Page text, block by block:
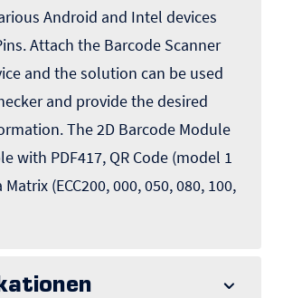
Android and Intel devices
Attach the Barcode Scanner
and the solution can be used
and provide the desired
The 2D Barcode Module
with PDF417, QR Code (model 1
(ECC200, 000, 050, 080, 100,